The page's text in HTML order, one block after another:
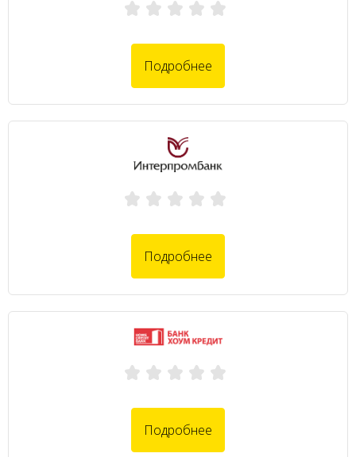
Подробнее
Подробнее
Подробнее